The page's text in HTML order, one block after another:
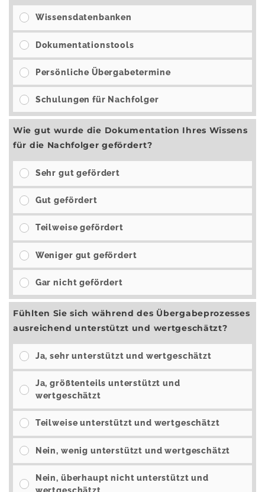
Wissensdatenbanken
Dokumentationstools
Persönliche Übergabetermine
Schulungen für Nachfolger
Wie gut wurde die Dokumentation Ihres Wissens
für die Nachfolger gefördert?
Sehr gut gefördert
Gut gefördert
Teilweise gefördert
Weniger gut gefördert
Gar nicht gefördert
Fühlten Sie sich während des Übergabeprozesses
ausreichend unterstützt und wertgeschätzt?
Ja, sehr unterstützt und wertgeschätzt
Ja, größtenteils unterstützt und
wertgeschätzt
Teilweise unterstützt und wertgeschätzt
Nein, wenig unterstützt und wertgeschätzt
Nein, überhaupt nicht unterstützt und
wertgeschätzt